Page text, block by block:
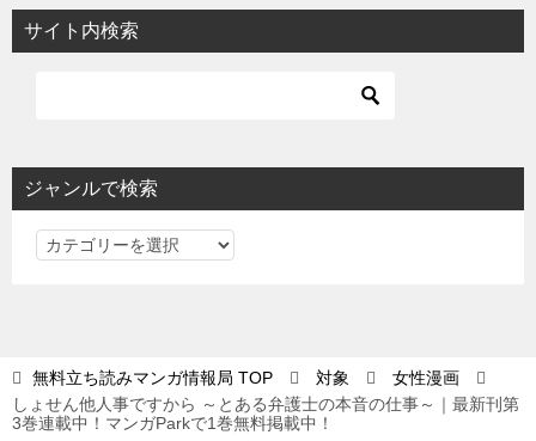
サイト内検索
ジャンルで検索
ジ
検
索
無料立ち読みマンガ情報局 TOP 対象
女性漫画
しょせん他人事ですから ～とある弁護士の本音の仕事～｜最新刊第
3巻連載中！マンガParkで1巻無料掲載中！